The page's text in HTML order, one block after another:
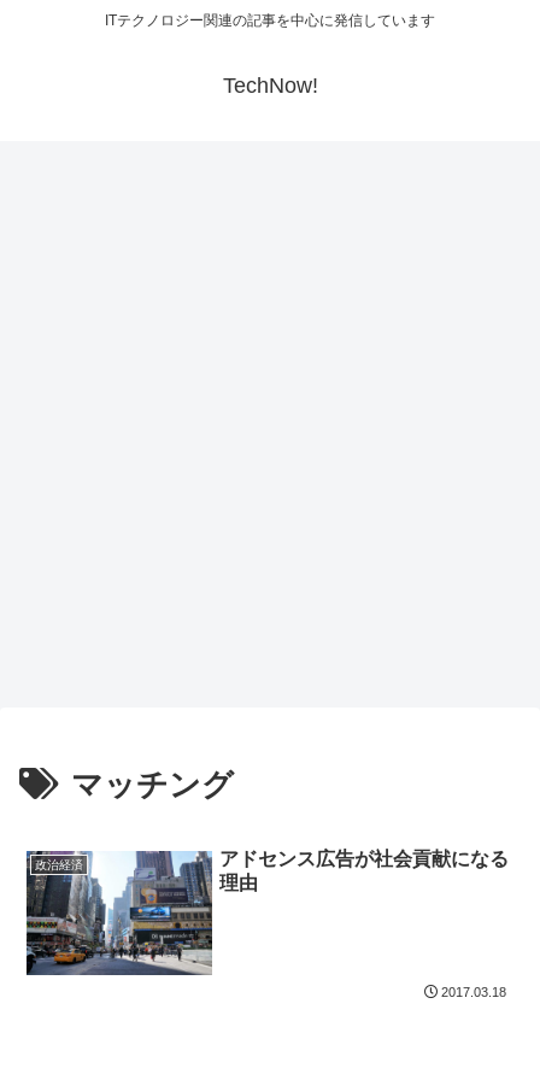
ITテクノロジー関連の記事を中心に発信しています
TechNow!
マッチング
政治経済
アドセンス広告が社会貢献になる
理由
2017.03.18